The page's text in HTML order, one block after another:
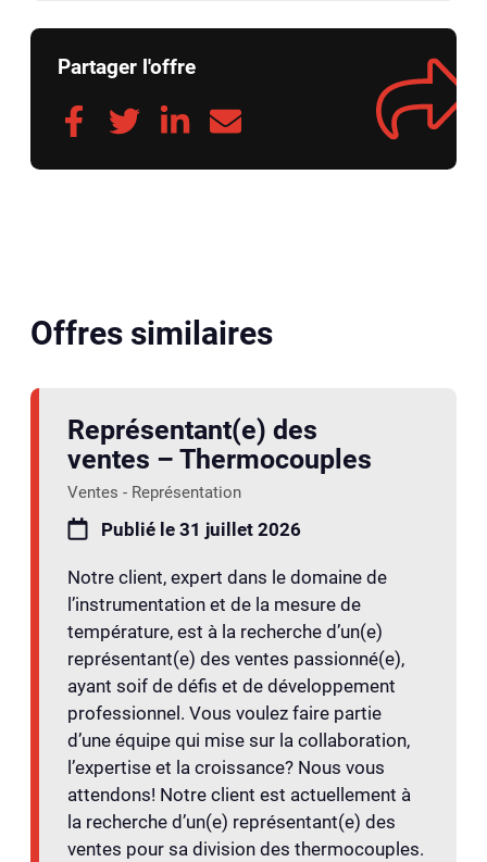
Partager l'offre
Offres similaires
Représentant(e) des
ventes – Thermocouples
Ventes - Représentation
Publié le 31 juillet 2026
Notre client, expert dans le domaine de
l’instrumentation et de la mesure de
température, est à la recherche d’un(e)
représentant(e) des ventes passionné(e),
ayant soif de défis et de développement
professionnel. Vous voulez faire partie
d’une équipe qui mise sur la collaboration,
l’expertise et la croissance? Nous vous
attendons! Notre client est actuellement à
la recherche d’un(e) représentant(e) des
ventes pour sa division des thermocouples.